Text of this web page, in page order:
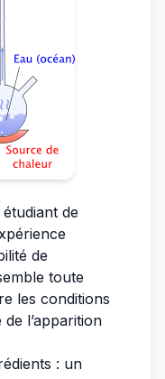
de
de
toute
les conditions
l’apparition
: un